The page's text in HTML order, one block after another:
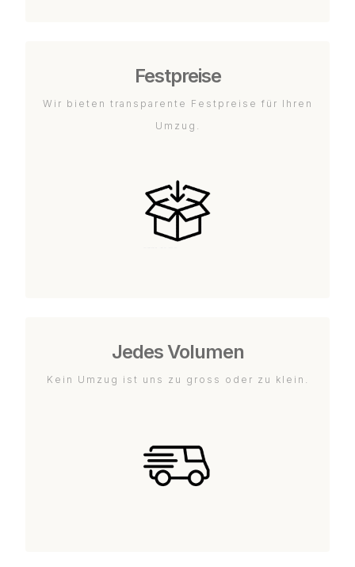
Festpreise
Wir bieten transparente Festpreise für Ihren
Umzug.
Jedes Volumen
Kein Umzug ist uns zu gross oder zu klein.